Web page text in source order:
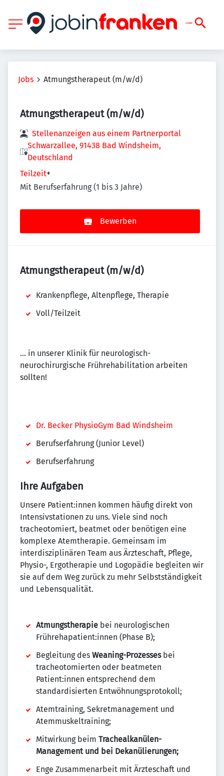
Jobs Atmungstherapeut (m/w/d)
Atmungstherapeut (m/w/d)
Stellenanzeigen aus einem Partnerportal
Schwarzallee, 91438 Bad Windsheim,
Deutschland
Teilzeit+
Mit Berufserfahrung (1 bis 3 Jahre)
Bewerben
Atmungstherapeut (m/w/d)
Krankenpflege, Altenpflege, Therapie
Voll/Teilzeit
… in unserer Klinik für neurologisch-
neurochirurgische Frührehabilitation arbeiten
sollten!
Dr. Becker PhysioGym Bad Windsheim
Berufserfahrung (Junior Level)
Berufserfahrung
Ihre Aufgaben
Unsere Patient:innen kommen häufig direkt von
Intensivstationen zu uns. Viele sind noch
tracheotomiert, beatmet oder benötigen eine
komplexe Atemtherapie. Gemeinsam im
interdisziplinären Team aus Ärzteschaft, Pflege,
Physio-, Ergotherapie und Logopädie begleiten wir
sie auf dem Weg zurück zu mehr Selbstständigkeit
und Lebensqualität.
Atmungstherapie bei neurologischen
Frührehapatient:innen (Phase B);
Begleitung des Weaning-Prozessesbei
tracheotomierten oder beatmeten
Patient:innen entsprechend dem
standardisierten Entwöhnungsprotokoll;
Atemtraining, Sekretmanagement und
Atemmuskeltraining;
Mitwirkung beim Trachealkanülen-
Management und bei Dekanülierungen;
Enge Zusammenarbeit mit Ärzteschaft und